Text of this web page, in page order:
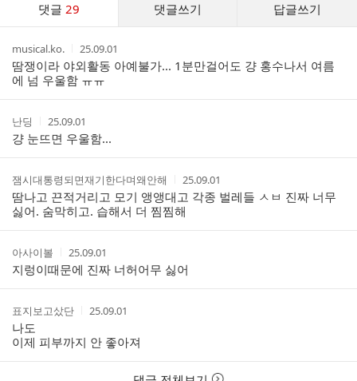
댓글29 댓글쓰기 답글쓰기
트
작
성
자
musical.ko.
작
성
시
간
25.09.01
땀쟁이라 야외활동 아예불가... 1분만걸어도 걍 홍수나서 여름
에 넘 우울함 ㅠㅠ
작
성
자
난딩
작
성
시
간
25.09.01
걍 눈뜨면 우울함...
작
성
자
잼시대통령되면재기한다며왜안해
작
성
시
간
25.09.01
땀나고 끈적거리고 모기 앵앵대고 각종 벌레들 ㅅㅂ 진짜 너무
싫어. 숨막히고. 습해서 더 찜찜해
작
성
자
아사이볼
작
성
시
간
25.09.01
지렁이때문에 진짜 너허어무 싫어
작
성
자
표지보고샀단
작
시
간
25.09.01
나도
이제 피부까지 안 좋아져